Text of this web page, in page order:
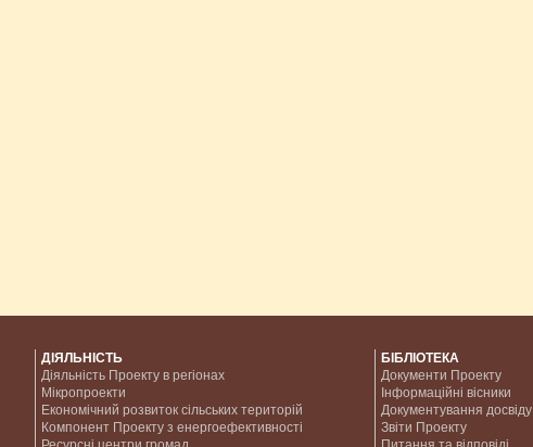
ДІЯЛЬНІСТЬ
Діяльність Проекту в регіонах
Мікропроекти
Економічний розвиток сільських територій
Компонент Проекту з енергоефективності
БІБЛІОТЕКА
Документи Проекту
Інформаційні вісники
Документування досвіду
Звіти Проекту